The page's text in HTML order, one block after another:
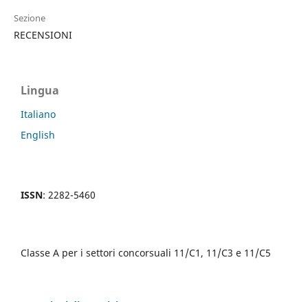
Sezione
RECENSIONI
Lingua
Italiano
English
ISSN: 2282-5460
Classe A per i settori concorsuali 11/C1, 11/C3 e 11/C5